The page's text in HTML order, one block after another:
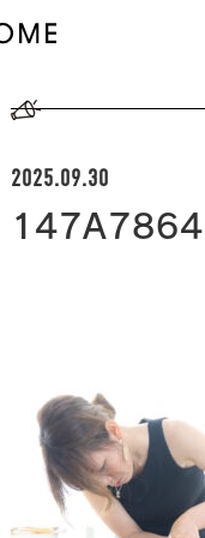
2025.09.30
147A7864